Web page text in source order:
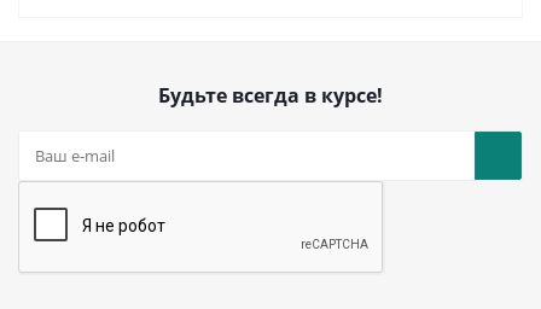
Будьте всегда в курсе!